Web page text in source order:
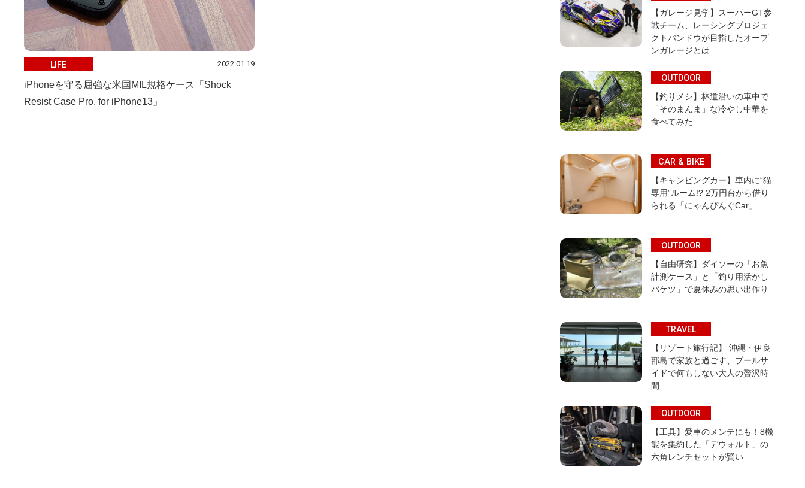
LIFE 2022.01.19
iPhoneを守る屈強な米国MIL規格ケース「Shock
Resist Case Pro. for iPhone13」
【ガレージ見学】スーパーGT参
戦チーム、レーシングプロジェ
クトバンドウが目指したオープ
ンガレージとは
OUTDOOR
【釣りメシ】林道沿いの車中で
「そのまんま」な冷やし中華を
食べてみた
CAR & BIKE
【キャンピングカー】車内に“猫
専用”ルーム!? 2万円台から借り
られる「にゃんぴんぐCar」
OUTDOOR
【自由研究】ダイソーの「お魚
計測ケース」と「釣り用活かし
バケツ」で夏休みの思い出作り
TRAVEL
【リゾート旅行記】 沖縄・伊良
部島で家族と過ごす、プールサ
イドで何もしない大人の贅沢時
間
OUTDOOR
【工具】愛車のメンテにも！8機
能を集約した「デウォルト」の
六角レンチセットが賢い